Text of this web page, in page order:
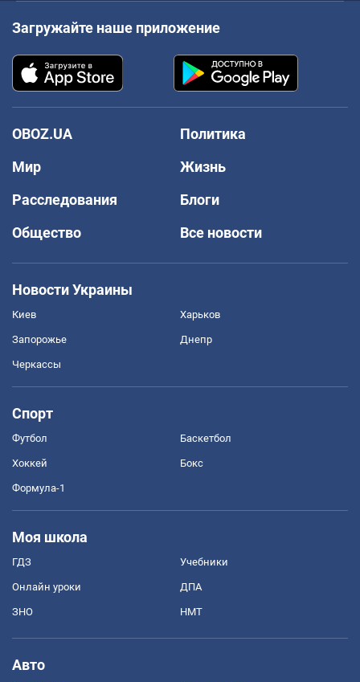
Загружайте наше приложение
OBOZ.UA
Политика
Мир
Жизнь
Расследования
Блоги
Общество
Все новости
Новости Украины
Киев Харьков
Запорожье Днепр
Черкассы
Спорт
Футбол Баскетбол
Хоккей Бокс
Формула-1
Моя школа
ГДЗ Учебники
Онлайн уроки ДПА
ЗНО НМТ
Авто